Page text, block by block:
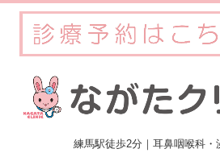
診療案内
練馬駅徒歩2分｜耳鼻咽喉科・